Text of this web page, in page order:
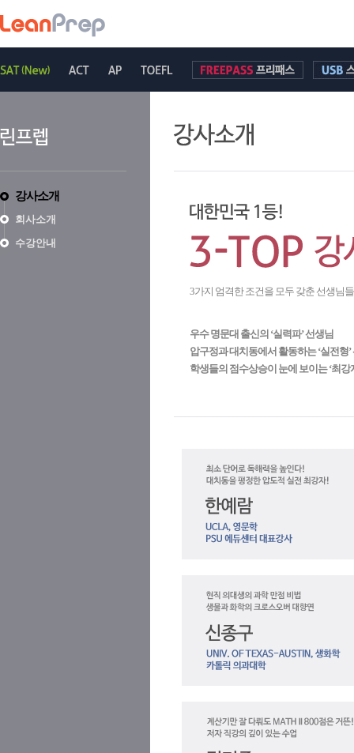
강사소개
회사소개
수강안내
3가지 엄격한 조건을 모두 갖춘 선생님
우수 명문대 출신의 ‘실력파’ 선생님
압구정과 대치동에서 활동하는 ‘실전형’
학생들의 점수상승이 눈에 보이는 ‘최강